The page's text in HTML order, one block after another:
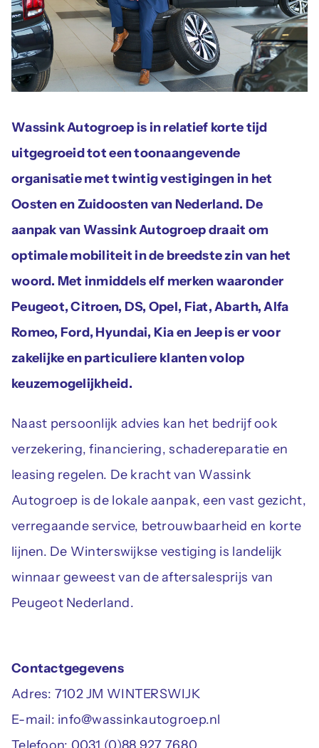
Actueel
Contact
Wassink Autogroep is in relatief korte tijd
uitgegroeid tot een toonaangevende
organisatie met twintig vestigingen in het
Oosten en Zuidoosten van Nederland. De
aanpak van Wassink Autogroep draait om
optimale mobiliteit in de breedste zin van het
woord. Met inmiddels elf merken waaronder
Peugeot, Citroen, DS, Opel, Fiat, Abarth, Alfa
Romeo, Ford, Hyundai, Kia en Jeep is er voor
zakelijke en particuliere klanten volop
keuzemogelijkheid.
Naast persoonlijk advies kan het bedrijf ook
verzekering, financiering, schadereparatie en
leasing regelen. De kracht van Wassink
Autogroep is de lokale aanpak, een vast gezicht,
verregaande service, betrouwbaarheid en korte
lijnen. De Winterswijkse vestiging is landelijk
winnaar geweest van de aftersalesprijs van
Peugeot Nederland.
Contactgegevens
Adres: 7102 JM WINTERSWIJK
E-mail: info@wassinkautogroep.nl